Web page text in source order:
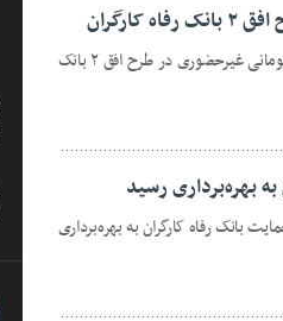
پایگاه خبری روابط عمومی هنر هشتم:// تسهیلات ۱۰۰ میلیون تومانی غیرحضوری در طرح افق ۲ بانک
بهره‌برداری رسید
بانک رفاه کارگران به بهره‌برداری